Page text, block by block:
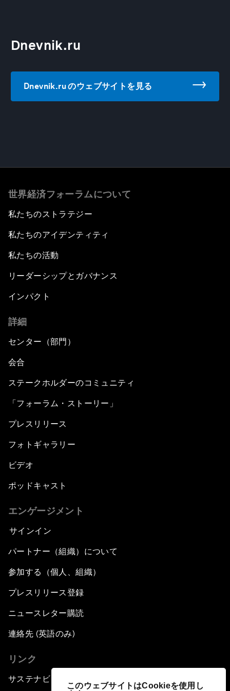
このウェブサイトはCookieを使用し
Dnevnik.ru
Dnevnik.ru のウェブサイトを見る
世界経済フォーラムについて
私たちのストラテジー
私たちのアイデンティティ
私たちの活動
リーダーシップとガバナンス
インパクト
詳細
センター（部門）
会合
ステークホルダーのコミュニティ
「フォーラム・ストーリー」
プレスリリース
フォトギャラリー
ビデオ
ポッドキャスト
エンゲージメント
サインイン
パートナー（組織）について
参加する（個人、組織）
プレスリリース登録
ニュースレター購読
連絡先 (英語のみ)
リンク
サステナビリティへの取り組み